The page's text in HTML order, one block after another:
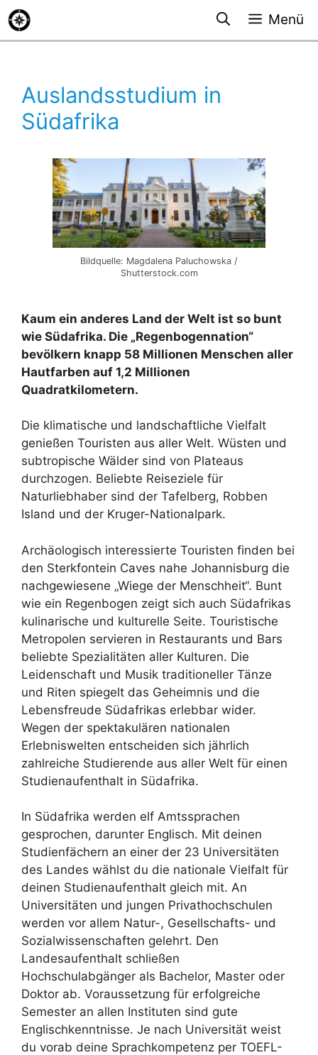
Zum
Inhalt
springen
Menü
Auslandsstudium in
Südafrika
Bildquelle: Magdalena Paluchowska /
Shutterstock.com
Kaum ein anderes Land der Welt ist so bunt
wie Südafrika. Die „Regenbogennation“
bevölkern knapp 58 Millionen Menschen aller
Hautfarben auf 1,2 Millionen
Quadratkilometern.
Die klimatische und landschaftliche Vielfalt
genießen Touristen aus aller Welt. Wüsten und
subtropische Wälder sind von Plateaus
durchzogen. Beliebte Reiseziele für
Naturliebhaber sind der Tafelberg, Robben
Island und der Kruger-Nationalpark.
Archäologisch interessierte Touristen finden bei
den Sterkfontein Caves nahe Johannisburg die
nachgewiesene „Wiege der Menschheit“. Bunt
wie ein Regenbogen zeigt sich auch Südafrikas
kulinarische und kulturelle Seite. Touristische
Metropolen servieren in Restaurants und Bars
beliebte Spezialitäten aller Kulturen. Die
Leidenschaft und Musik traditioneller Tänze
und Riten spiegelt das Geheimnis und die
Lebensfreude Südafrikas erlebbar wider.
Wegen der spektakulären nationalen
Erlebniswelten entscheiden sich jährlich
zahlreiche Studierende aus aller Welt für einen
Studienaufenthalt in Südafrika.
In Südafrika werden elf Amtssprachen
gesprochen, darunter Englisch. Mit deinen
Studienfächern an einer der 23 Universitäten
des Landes wählst du die nationale Vielfalt für
deinen Studienaufenthalt gleich mit. An
Universitäten und jungen Privathochschulen
werden vor allem Natur-, Gesellschafts- und
Sozialwissenschaften gelehrt. Den
Landesaufenthalt schließen
Hochschulabgänger als Bachelor, Master oder
Doktor ab. Voraussetzung für erfolgreiche
Semester an allen Instituten sind gute
Englischkenntnisse. Je nach Universität weist
du vorab deine Sprachkompetenz per TOEFL-